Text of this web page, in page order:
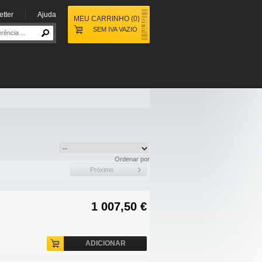
MEU CARRINHO (0)
SEM IVAVAZIO
Ajuda
Ordenar por
Próximo
1 007,50 €
ADICIONAR